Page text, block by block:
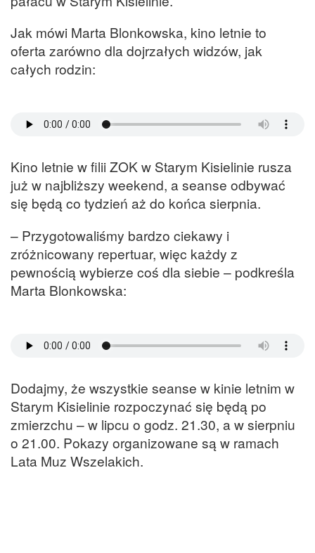
Jak mówi Marta Blonkowska, kino letnie to
oferta zarówno dla dojrzałych widzów, jak
całych rodzin:
Kino letnie w filii ZOK w Starym Kisielinie rusza
już w najbliższy weekend, a seanse odbywać
się będą co tydzień aż do końca sierpnia.
– Przygotowaliśmy bardzo ciekawy i
zróżnicowany repertuar, więc każdy z
pewnością wybierze coś dla siebie – podkreśla
Marta Blonkowska:
Dodajmy, że wszystkie seanse w kinie letnim w
Starym Kisielinie rozpoczynać się będą po
zmierzchu – w lipcu o godz. 21.30, a w sierpniu
o 21.00. Pokazy organizowane są w ramach
Lata Muz Wszelakich.